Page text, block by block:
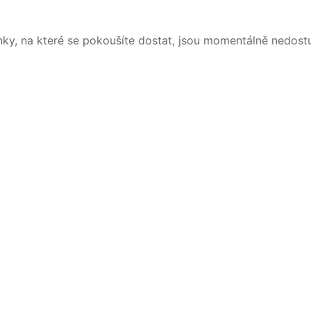
na které se pokoušíte dostat, jsou momentálně